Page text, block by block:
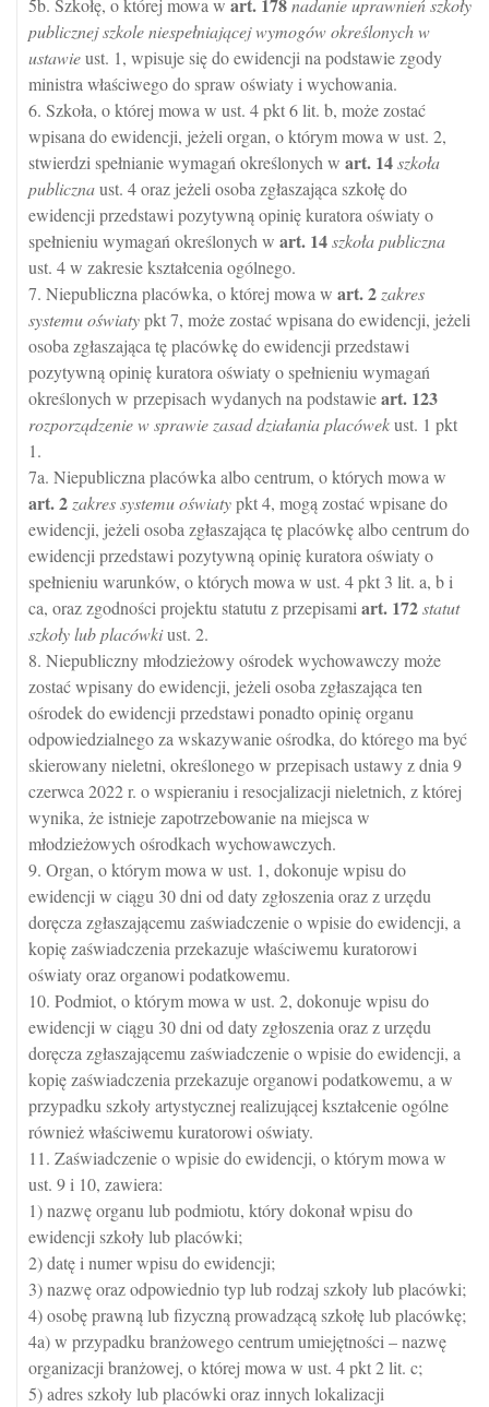
5b. Szkołę, o której mowa w art. 178nadanie uprawnień szkoły
publicznej szkole niespełniającej wymogów określonych w
ustawieust. 1, wpisuje się do ewidencji na podstawie zgody
ministra właściwego do spraw oświaty i wychowania.
6. Szkoła, o której mowa w ust. 4 pkt 6 lit. b, może zostać
wpisana do ewidencji, jeżeli organ, o którym mowa w ust. 2,
stwierdzi spełnianie wymagań określonych w art. 14szkoła
publicznaust. 4 oraz jeżeli osoba zgłaszająca szkołę do
ewidencji przedstawi pozytywną opinię kuratora oświaty o
spełnieniu wymagań określonych w art. 14szkoła publiczna
ust. 4 w zakresie kształcenia ogólnego.
7. Niepubliczna placówka, o której mowa w art.2 zakres
systemu oświatypkt 7, może zostać wpisana do ewidencji, jeżeli
osoba zgłaszająca tę placówkę do ewidencji przedstawi
pozytywną opinię kuratora oświaty o spełnieniu wymagań
określonych w przepisach wydanych na podstawieart. 123
rozporządzenie w sprawie zasad działania placówekust. 1 pkt
1.
7a. Niepubliczna placówka albo centrum, o których mowa w
art.2 zakres systemu oświatypkt 4, mogą zostać wpisane do
ewidencji, jeżeli osoba zgłaszająca tę placówkę albo centrum do
ewidencji przedstawi pozytywną opinię kuratora oświaty o
spełnieniu warunków, o których mowa w ust. 4 pkt 3 lit. a, b i
ca, oraz zgodności projektu statutu z przepisami art. 172statut
szkoły lub placówkiust. 2.
8. Niepubliczny młodzieżowy ośrodek wychowawczy może
zostać wpisany do ewidencji, jeżeli osoba zgłaszająca ten
ośrodek do ewidencji przedstawi ponadto opinię organu
odpowiedzialnego za wskazywanie ośrodka, do którego ma być
skierowany nieletni, określonego w przepisach ustawy z dnia 9
czerwca 2022 r. o wspieraniu i resocjalizacji nieletnich, z której
wynika, że istnieje zapotrzebowanie na miejsca w
młodzieżowych ośrodkach wychowawczych.
9. Organ, o którym mowa w ust. 1, dokonuje wpisu do
ewidencji w ciągu 30 dni od daty zgłoszenia oraz z urzędu
doręcza zgłaszającemu zaświadczenie o wpisie do ewidencji, a
kopię zaświadczenia przekazuje właściwemu kuratorowi
oświaty oraz organowi podatkowemu.
10. Podmiot, o którym mowa w ust. 2, dokonuje wpisu do
ewidencji w ciągu 30 dni od daty zgłoszenia oraz z urzędu
doręcza zgłaszającemu zaświadczenie o wpisie do ewidencji, a
kopię zaświadczenia przekazuje organowi podatkowemu, a w
przypadku szkoły artystycznej realizującej kształcenie ogólne
również właściwemu kuratorowi oświaty.
11. Zaświadczenie o wpisie do ewidencji, o którym mowa w
ust. 9 i 10, zawiera:
1) nazwę organu lub podmiotu, który dokonał wpisu do
ewidencji szkoły lub placówki;
2) datę i numer wpisu do ewidencji;
3) nazwę oraz odpowiednio typ lub rodzaj szkoły lub placówki;
4) osobę prawną lub fizyczną prowadzącą szkołę lub placówkę;
4a) w przypadku branżowego centrum umiejętności – nazwę
organizacji branżowej, o której mowa w ust. 4 pkt 2 lit. c;
5) adres szkoły lub placówki oraz innych lokalizacji